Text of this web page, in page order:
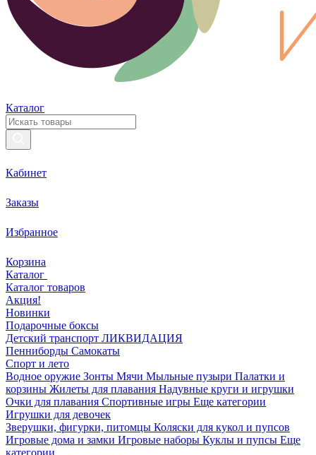
Каталог
Кабинет
Заказы
Избранное
Корзина
Каталог
Каталог товаров
Акция!
Новинки
Подарочные боксы
Детский транспорт ЛИКВИДАЦИЯ
Пенниборды Самокаты
Спорт и лето
Водное оружие Зонты Мячи Мыльные пузыри Палатки и
корзины Жилеты для плавания Надувные круги и игрушки
Очки для плавания Спортивные игры Еще категории
Игрушки для девочек
Зверушки, фигурки, питомцы Коляски для кукол и пупсов
Игровые дома и замки Игровые наборы Куклы и пупсы Еще
категории